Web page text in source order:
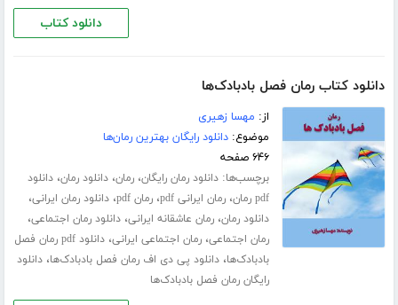
دانلود کتاب
دانلود کتاب رمان فصل بادبادک‌ها
از: مهسا زهیری
موضوع:دانلود رایگان بهترین رمان‌ها
۶۴۶ صفحه
برچسب‌ها:دانلود رمان رایگان،رمان،دانلود رمان،دانلود
pdf رمان
،رمان ایرانی pdf ،رمان pdf ،دانلود رمان ایرانی،
دانلود رمان،رمان عاشقانه ایرانی،دانلود رمان اجتماعی،
رمان اجتماعی،رمان اجتماعی ایرانی،
دانلود pdf رمان فصل
بادبادک‌ها،دانلود پی دی اف رمان فصل بادبادک‌ها،دانلود
رایگان رمان فصل بادبادک‌ها